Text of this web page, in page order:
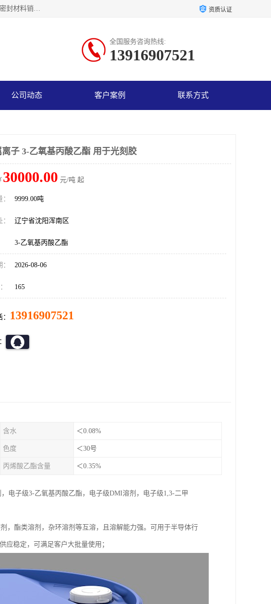
沈阳默塔化学有限公司经营范围包括：化工产品销售，专用化学产品销售，非食用盐销售，食品添加剂销售，高性能密封材料销售，涂料销售，合成材料销售，工程塑料及合成树脂销售等；主要产品有高纯电子级环丁砜，总金属离子可控制在ppb级别、纯度高、颜色浅、耐高温分解时间长，特别适合于半导体制造，硅片晶圆制造，清洗湿电子化学品，锂电池电解液，电子油墨，特种材料等高端行业；也适用于医药合成。 资质认证
全国服务咨询热线:
13916907521
公司动态 客户案例 联系方式
子 3-乙氧基丙酸乙酯 用于光刻胶
30000.00 元/吨 起
9999.00吨
辽宁省沈阳浑南区
3-乙氧基丙酸乙酯
2026-08-06
165
13916907521
含水 ＜0.08%
色度 ＜30号
丙烯酸乙酯含量 ＜0.35%
电子级3-乙氧基丙酸乙酯，电子级DMI溶剂，电子级1,3-二甲
，酯类溶剂，杂环溶剂等互溶，且溶解能力强。可用于半导体行
应稳定，可满足客户大批量使用；